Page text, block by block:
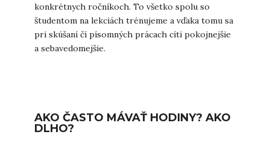
konkrétnych ročníkoch. To všetko spolu so
študentom na lekciách trénujeme a vďaka tomu sa
pri skúšaní čí písomných prácach cíti pokojnejšie
a sebavedomejšie.
AKO ČASTO MÁVAŤ HODINY? AKO
DLHO?